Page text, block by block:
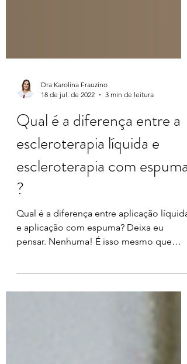
Dra Karolina Frauzino
18 de jul. de 2022
3 min de leitura
Qual é a diferença entre a
escleroterapia líquida e
escleroterapia com espuma
?
Qual é a diferença entre aplicação líquida
pensar. Nenhuma! É isso mesmo que